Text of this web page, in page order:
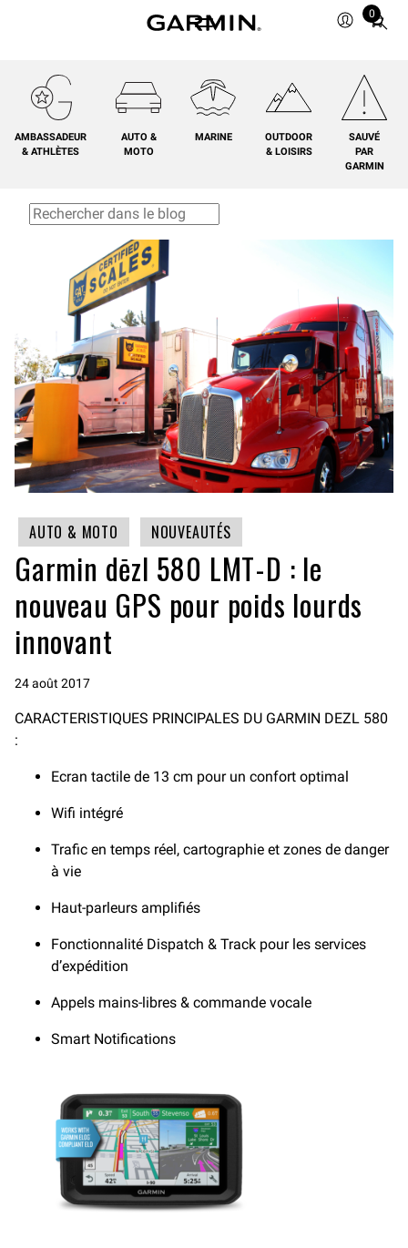
0
Total
cart:
0
AMBASSADEUR
& ATHLÈTES
AUTO &
MOTO
MARINE
OUTDOOR
& LOISIRS
SAUVÉ
PAR
GARMIN
AUTO & MOTO NOUVEAUTÉS
Garmin dēzl 580 LMT-D : le
nouveau GPS pour poids lourds
innovant
24 août 2017
CARACTERISTIQUES PRINCIPALES DU GARMIN DEZL 580
:
Ecran tactile de 13 cm pour un confort optimal
Wifi intégré
Trafic en temps réel, cartographie et zones de danger
à vie
Haut-parleurs amplifiés
Fonctionnalité Dispatch & Track pour les services
d’expédition
Appels mains-libres & commande vocale
Smart Notifications